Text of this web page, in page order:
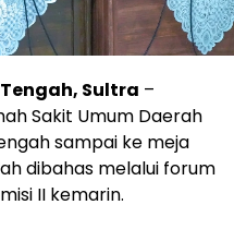
Sultra –
Sakit Umum Daerah
sampai ke meja
dibahas melalui forum
II kemarin.